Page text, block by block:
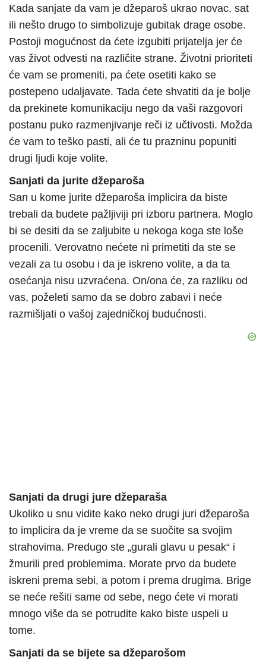
Kada sanjate da vam je džeparoš ukrao novac, sat
ili nešto drugo to simbolizuje gubitak drage osobe.
Postoji mogućnost da ćete izgubiti prijatelja jer će
vas život odvesti na različite strane. Životni prioriteti
će vam se promeniti, pa ćete osetiti kako se
postepeno udaljavate. Tada ćete shvatiti da je bolje
da prekinete komunikaciju nego da vaši razgovori
postanu puko razmenjivanje reči iz učtivosti. Možda
će vam to teško pasti, ali će tu prazninu popuniti
drugi ljudi koje volite.
Sanjati da jurite džeparoša
San u kome jurite džeparoša implicira da biste
trebali da budete pažljiviji pri izboru partnera. Moglo
bi se desiti da se zaljubite u nekoga koga ste loše
procenili. Verovatno nećete ni primetiti da ste se
vezali za tu osobu i da je iskreno volite, a da ta
osećanja nisu uzvraćena. On/ona će, za razliku od
vas, poželeti samo da se dobro zabavi i neće
razmišljati o vašoj zajedničkoj budućnosti.
Sanjati da drugi jure džeparaša
Ukoliko u snu vidite kako neko drugi juri džeparoša
to implicira da je vreme da se suočite sa svojim
strahovima. Predugo ste „gurali glavu u pesak“ i
žmurili pred problemima. Morate prvo da budete
iskreni prema sebi, a potom i prema drugima. Brige
se neće rešiti same od sebe, nego ćete vi morati
mnogo više da se potrudite kako biste uspeli u
tome.
Sanjati da se bijete sa džeparošom